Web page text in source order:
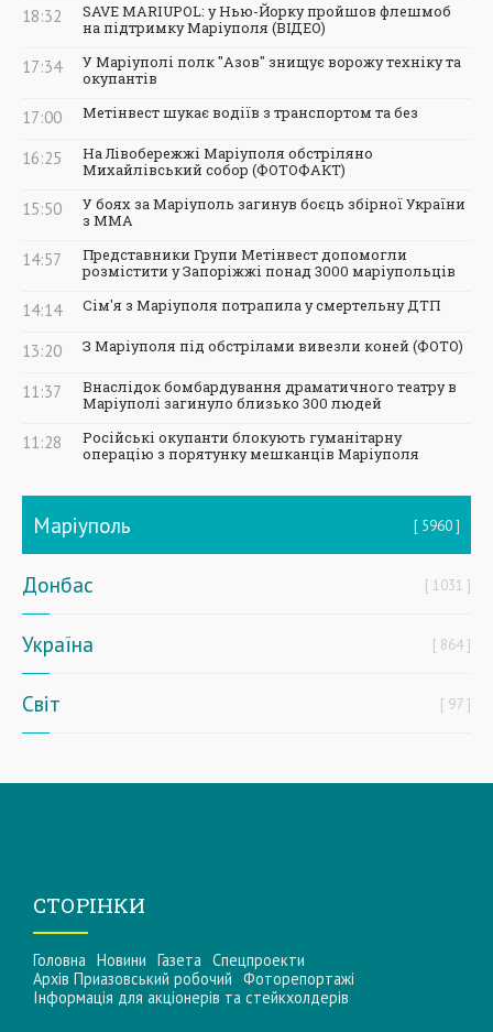
18:32
SAVE MARIUPOL: у Нью-Йорку пройшов флешмоб
на підтримку Маріуполя (ВІДЕО)
17:34
У Маріуполі полк "Азов" знищує ворожу техніку та
окупантів
17:00 Метінвест шукає водіїв з транспортом та без
16:25
На Лівобережжі Маріуполя обстріляно
Михайлівський собор (ФОТОФАКТ)
15:50
У боях за Маріуполь загинув боєць збірної України
з ММА
14:57
Представники Групи Метінвест допомогли
розмістити у Запоріжжі понад 3000 маріупольців
14:14 Сім'я з Маріуполя потрапила у смертельну ДТП
13:20 З Маріуполя під обстрілами вивезли коней (ФОТО)
11:37
Внаслідок бомбардування драматичного театру в
Маріуполі загинуло близько 300 людей
11:28
Російські окупанти блокують гуманітарну
операцію з порятунку мешканців Маріуполя
Маріуполь 5960
Донбас 1031
Україна 864
Світ 97
СТОРІНКИ
Головна Новини Газета Спецпроекти
Архів Приазовський робочий Фоторепортажі
Інформацiя для акцiонерiв та стейкхолдерiв